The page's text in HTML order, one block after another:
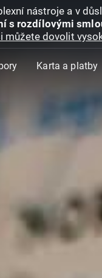
nástroje a v
s rozdílovými
můžete dovolit
Karta a platby